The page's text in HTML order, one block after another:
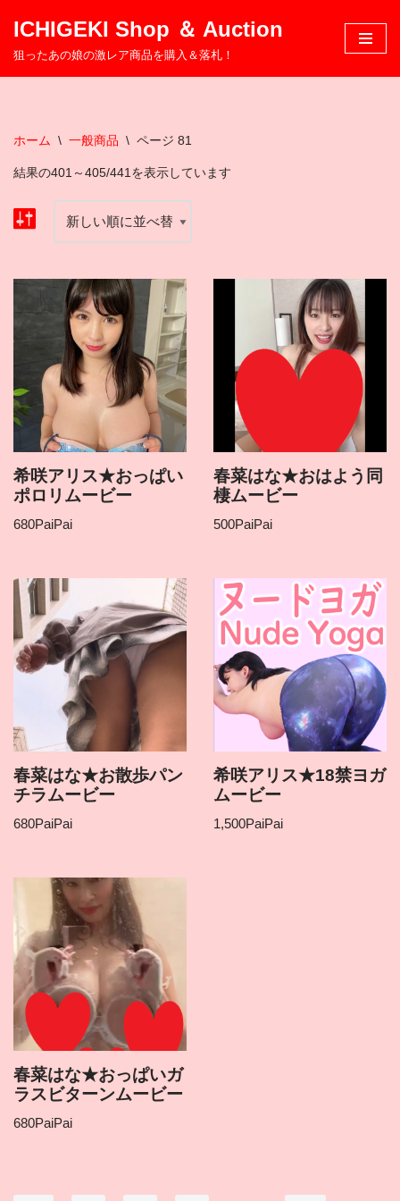
コ
ツ
ス
ッ
ICHIGEKI Shop ＆ Auction
狙ったあの娘の激レア商品を購入＆落札！
ホーム \ 一般商品 \ ページ 81
結果の401～405/441を表示しています
希咲アリス★おっぱい
ポロリムービー
680PaiPai
春菜はな★おはよう同
棲ムービー
500PaiPai
春菜はな★お散歩パン
チラムービー
680PaiPai
希咲アリス★18禁ヨガ
ムービー
1,500PaiPai
春菜はな★おっぱいガ
ラスビターンムービー
680PaiPai